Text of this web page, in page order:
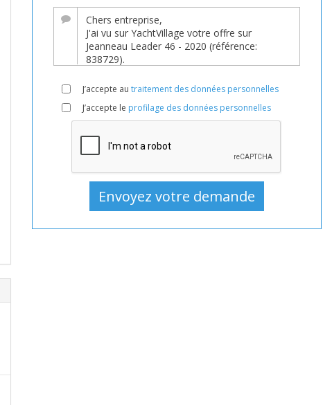
Bateau,
Bateaux,
Bateau
En
Bateaux
D'occasion,
Bateau
moteur
En
J’accepte au traitement des données personnelles
J’accepte le profilage des données personnelles